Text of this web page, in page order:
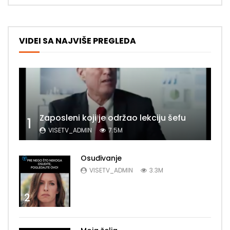
VIDEI SA NAJVIŠE PREGLEDA
1 Zaposleni koji je održao lekciju šefu
VISETV_ADMIN 7.5M
2
Osuđivanje
VISETV_ADMIN 3.3M